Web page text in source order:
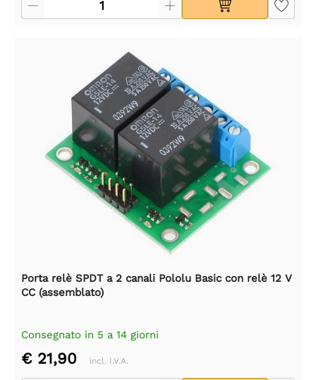
Porta relè SPDT a 2 canali Pololu Basic con relè 12 V
CC (assemblato)
Consegnato in 5 a 14 giorni
€ 21,90 incl. I.V.A.